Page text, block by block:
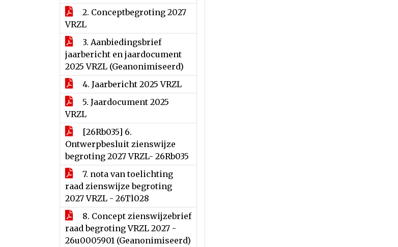
2. Conceptbegroting 2027
VRZL
3. Aanbiedingsbrief
jaarbericht en jaardocument
2025 VRZL (Geanonimiseerd)
4. Jaarbericht 2025 VRZL
5. Jaardocument 2025
VRZL
[26Rb035] 6.
Ontwerpbesluit zienswijze
begroting 2027 VRZL- 26Rb035
7. nota van toelichting
raad zienswijze begroting
2027 VRZL - 26Tl028
8. Concept zienswijzebrief
raad begroting VRZL 2027 -
26u0005901 (Geanonimiseerd)